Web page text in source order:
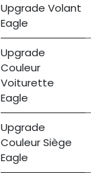
Upgrade Volant
Eagle
Upgrade
Couleur
Voiturette
Eagle
Upgrade
Couleur Siège
Eagle